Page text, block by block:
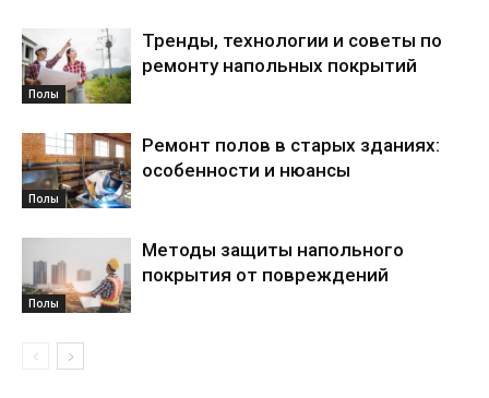
Полы
Тренды, технологии и советы по
ремонту напольных покрытий
Полы
Ремонт полов в старых зданиях:
особенности и нюансы
Полы
Методы защиты напольного
покрытия от повреждений